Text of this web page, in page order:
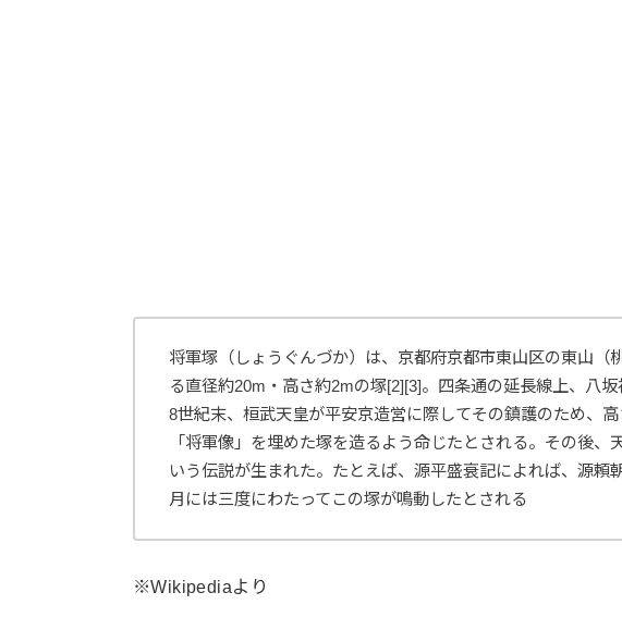
将軍塚（しょうぐんづか）は、京都府京都市東山区の東山（
る直径約20m・高さ約2mの塚[2][3]。四条通の延長線上、八坂
8世紀末、桓武天皇が平安京造営に際してその鎮護のため、
「将軍像」を埋めた塚を造るよう命じたとされる。その後
いう伝説が生まれた。たとえば、源平盛衰記によれば、源頼
月には三度にわたってこの塚が鳴動したとされる
※Wikipediaより